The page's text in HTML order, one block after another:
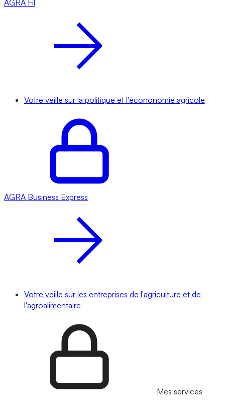
AGRA Fil
Votre veille sur la politique et l'écononomie agricole
AGRA Business Express
Votre veille sur les entreprises de l'agriculture et de
l'agroalimentaire
Mes services